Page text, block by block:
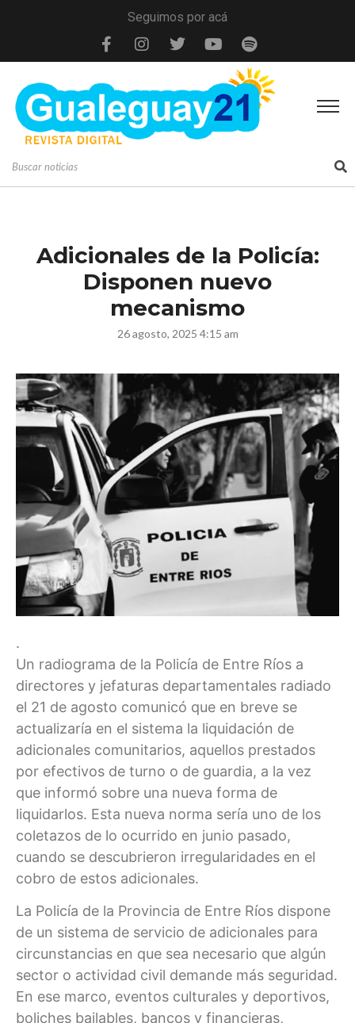
Seguimos por acá
Adicionales de la Policía:
Disponen nuevo
mecanismo
26 agosto, 2025 4:15 am
.
Un radiograma de la Policía de Entre Ríos a
directores y jefaturas departamentales radiado
el 21 de agosto comunicó que en breve se
actualizaría en el sistema la liquidación de
adicionales comunitarios, aquellos prestados
por efectivos de turno o de guardia, a la vez
que informó sobre una nueva forma de
liquidarlos. Esta nueva norma sería uno de los
coletazos de lo ocurrido en junio pasado,
cuando se descubrieron irregularidades en el
cobro de estos adicionales.
La Policía de la Provincia de Entre Ríos dispone
de un sistema de servicio de adicionales para
circunstancias en que sea necesario que algún
sector o actividad civil demande más seguridad.
En ese marco, eventos culturales y deportivos,
boliches bailables, bancos y financieras,